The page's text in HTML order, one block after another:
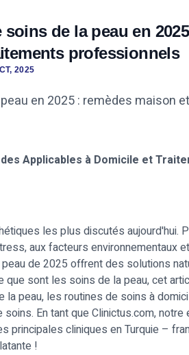
de la peau en
professionnels
2025
Applicables à Domicile et
les plus discutés aujourd'hui.
aux facteurs environnementaux
de 2025 offrent des solutions
sont les soins de la peau, cet
peau, les routines de soins à
En tant que Clinictus.com, notre
principales cliniques en Turquie –
!